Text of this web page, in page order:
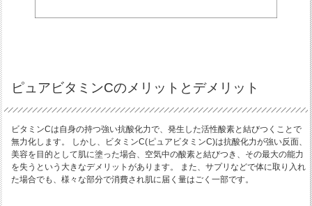
ピュアビタミンCのメリットとデメリット
ビタミンCは自身の持つ強い抗酸化力で、発生した活性酸素と結びつくことで
無力化します。 しかし、ビタミンC(ピュアビタミンC)は抗酸化力が強い反面、
美容を目的として肌に塗った場合、空気中の酸素と結びつき、その最大の能力
を失うという大きなデメリットがあります。 また、サプリなどで体に取り入れ
た場合でも、様々な部分で消費され肌に届く量はごく一部です。